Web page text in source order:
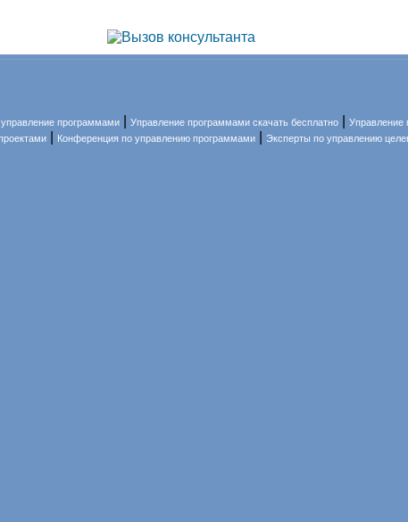
программами Управление программами скачать бесплатно Управление
| Конференция по управлению программами| Эксперты по управлению